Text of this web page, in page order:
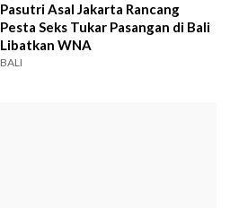
Pasutri Asal Jakarta Rancang
Pesta Seks Tukar Pasangan di Bali
Libatkan WNA
BALI